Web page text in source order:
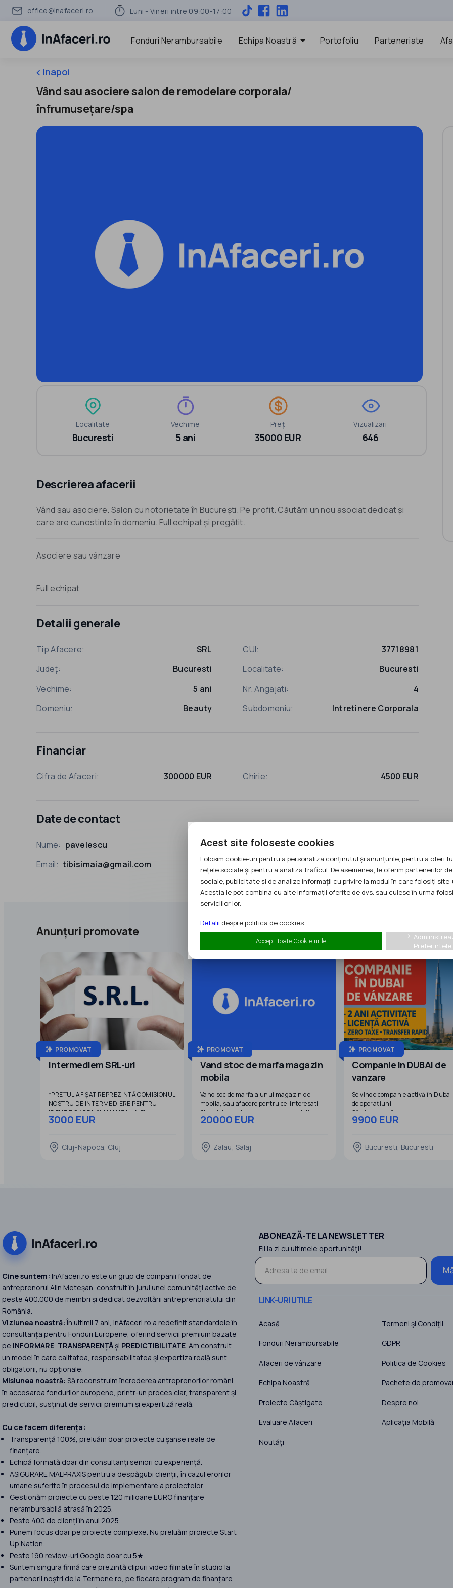
office@inafaceri.ro Luni - Vineri intre 09:00-17:00
Fonduri Nerambursabile Echipa Noastră arrow_drop_down Portofoliu Parteneriate
keyboard_arrow_leftInapoi
Vând sau asociere salon de remodelare corporala/
înfrumusețare/spa
Localitate
Bucuresti
Vechime
5 ani
Preț
35000 EUR
Vizualizari
646
Descrierea afacerii
Vând sau asociere. Salon cu notorietate în București. Pe profit. Căutăm un nou asociat dedicat și
care are cunostinte în domeniu. Full echipat și pregătit.
Asociere sau vânzare
Full echipat
Detalii generale
Tip Afacere: SRL CUI:
37718981
Judeţ:
Bucuresti Localitate:
Bucuresti
Vechime:
5 ani Nr. Angajati:
4
Domeniu:
Beauty Subdomeniu: Intretinere Corporala
Financiar
Cifra de Afaceri: 300000 EUR Chirie: 4500 EUR
Date de contact
Nume: pavelescu Telefon: 0751084137
Email: tibisimaia@gmail.com
Anunțuri promovate
PROMOVAT
Intermediem SRL-uri
*PREȚUL AFIȘAT REPREZINTĂ COMISIONUL
NOSTRU DE INTERMEDIERE PENTRU
IDENTIFICAREA ȘI ANALIZA UNEI
SOCIETĂȚI DISPONIBILE PENTRU
Identificăm, analizăm și negociem pentru
3000 EUR
Cluj-Napoca, Cluj
PROMOVAT
Vand stoc de marfa magazin
mobila
Vand soc de marfa a unui magazin de
mobila, sau afacere pentru cei interesati.
Stocul de marfa se vinde cu discont din
pretul de achizitie.
20000 EUR
Zalau, Salaj
PROMOVAT
Companie in DUBAI de
vanzare
Se vinde companie activă în
de operațiuni
Oferim spre vânzare o societate
complet funcțională, înregistrată
activitate de 2 ani.
Avantaje cheie:
9900 EUR
Bucuresti, Bucuresti
Cine suntem: InAfaceri.ro este un grup de companii fondat de
antreprenorul Alin Meteșan, construit în jurul unei comunități active de
peste 400.000 de membri și dedicat dezvoltării antreprenoriatului din
România.
Viziunea noastră:În ultimii 7 ani, InAfaceri.ro a redefinit standardele în
consultanța pentru Fonduri Europene, oferind servicii premium bazate
pe INFORMARE, TRANSPARENȚĂși PREDICTIBILITATE. Am construit
un model în care calitatea, responsabilitatea și expertiza reală sunt
obligatorii, nu opționale.
Misiunea noastră: Să reconstruim încrederea antreprenorilor români
în accesarea fondurilor europene, printr-un proces clar, transparent și
predictibil, susținut de servicii premium și expertiză reală.
Cu ce facem diferența:
Transparență 100%, preluăm doar proiecte cu șanse reale de
finanțare.
Echipă formată doar din consultanți seniori cu experiență.
ASIGURARE MALPRAXIS pentru a despăgubi clienții, în cazul erorilor
umane suferite în procesul de implementare a proiectelor.
Gestionăm proiecte cu peste 120 milioane EURO finanțare
nerambursabilă atrasă în 2025.
Peste 400 de clienți în anul 2025.
Punem focus doar pe proiecte complexe. Nu preluăm proiecte Start
Up Nation.
Peste 190 review-uri Google doar cu 5★.
Suntem singura firmă care prezintă clipuri video filmate în studio la
partenerii noștri de la Termene.ro, pe fiecare program de finanțare
ABONEAZĂ-TE LA NEWSLETTER
Fii la zi cu ultimele oportunităţi!
LINK-URI UTILE
Acasă
Fonduri Nerambursabile
Afaceri de vânzare
Echipa Noastră
Proiecte Câștigate
Evaluare Afaceri
Noutăţi
Termeni şi Condiţii
GDPR
Politica de Cookies
Pachete de
Despre noi
Aplicaţia Mobilă
Acest site foloseste cookies
Folosim cookie-uri pentru a personaliza conținutul și anunțurile, pentru a oferi
rețele sociale și pentru a analiza traficul. De asemenea, le oferim partenerilor
sociale, publicitate și de analize informații cu privire la modul în care folosiți site-
Aceștia le pot combina cu alte informații oferite de dvs. sau culese în urma
serviciilor lor.
Detalii despre politica de cookies.
Accept Toate Cookie-urile
keyboard_arrow_right
Preferintele